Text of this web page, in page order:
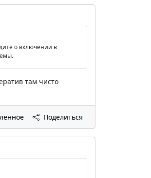
о включении в
там чисто
Поделиться